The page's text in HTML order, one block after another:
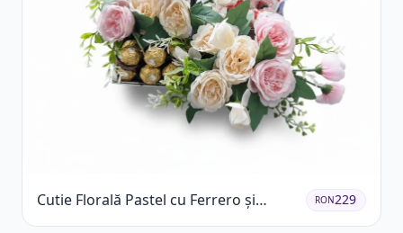
Cutie Florală Pastel cu Ferrero și
Raffaello
RON229